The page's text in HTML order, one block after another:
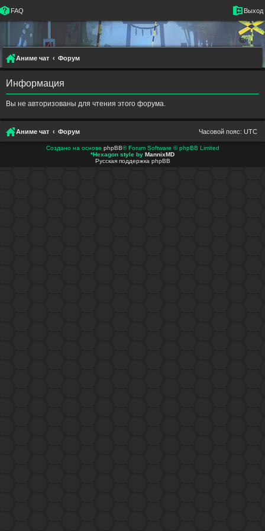
FAQ Выход
Аниме чат Форум
Информация
Вы не авторизованы для чтения этого форума.
Аниме чат Форум Часовой пояс: UTC
Создано на основе phpBB® Forum Software © phpBB Limited
*Hexagon style by MannixMD
Русская поддержка phpBB